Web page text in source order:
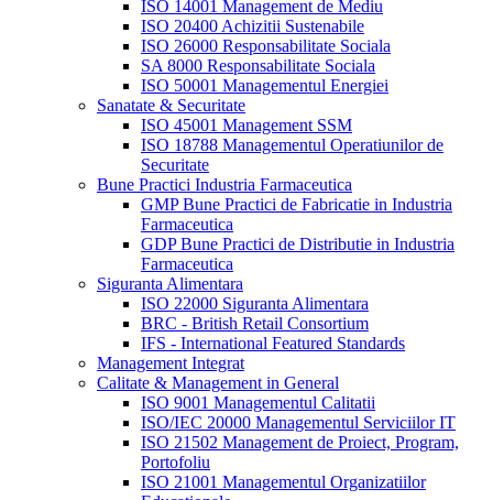
ISO 14001 Management de Mediu
ISO 20400 Achizitii Sustenabile
ISO 26000 Responsabilitate Sociala
SA 8000 Responsabilitate Sociala
ISO 50001 Managementul Energiei
Sanatate & Securitate
ISO 45001 Management SSM
ISO 18788 Managementul Operatiunilor de
Securitate
Bune Practici Industria Farmaceutica
GMP Bune Practici de Fabricatie in Industria
Farmaceutica
GDP Bune Practici de Distributie in Industria
Farmaceutica
Siguranta Alimentara
ISO 22000 Siguranta Alimentara
BRC - British Retail Consortium
IFS - International Featured Standards
Management Integrat
Calitate & Management in General
ISO 9001 Managementul Calitatii
ISO/IEC 20000 Managementul Serviciilor IT
ISO 21502 Management de Proiect, Program,
Portofoliu
ISO 21001 Managementul Organizatiilor